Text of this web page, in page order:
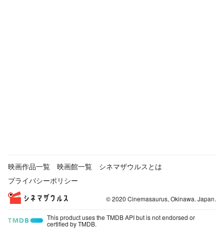
映画作品一覧 映画館一覧
シネマザウルスとは
プライバシーポリシー
© 2020 Cinemasaurus, Okinawa. Japan.
This product uses the TMDB API but is not endorsed or
certified by TMDB.